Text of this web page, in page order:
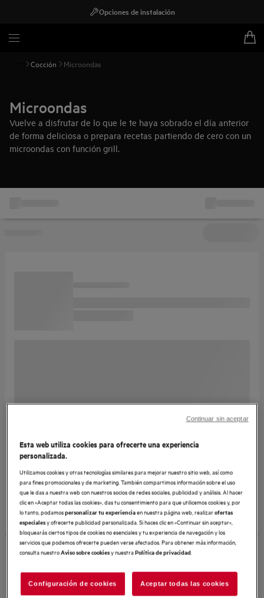
Opciones de instalación
Cocción Microondas
Microondas
Vuelve a disfrutar de lo que le te haya sobrado el día anterior
de forma deliciosa o prepara recetas partiendo de cero con un
microondas con función grill.
Esta web utiliza cookies para ofrecerte una experiencia
personalizada.
Utilizamos cookies y otras tecnologías similares para mejorar nuestro sitio web, así como
para fines promocionales y de marketing. También compartimos información sobre el uso
que le das a nuestra web con nuestros socios de redes sociales, publicidad y análisis. Al hacer
clic en «Aceptar todas las cookies», das tu consentimiento para que utilicemos cookies y, por
lo tanto, podamospersonalizar tu experienciaen nuestra página web, realizarofertas
especialesy ofrecerte publicidad personalizada. Si haces clic en «Continuar sin aceptar»,
bloquearás ciertos tipos de cookies no esenciales y tu experiencia de navegación y los
servicios que podemos ofrecerte pueden verse afectados. Para obtener más información,
consulta nuestroAviso sobre cookiesy nuestraPolítica de privacidad.
Configuración de cookies Aceptar todas las cookies
Continuar sin aceptar